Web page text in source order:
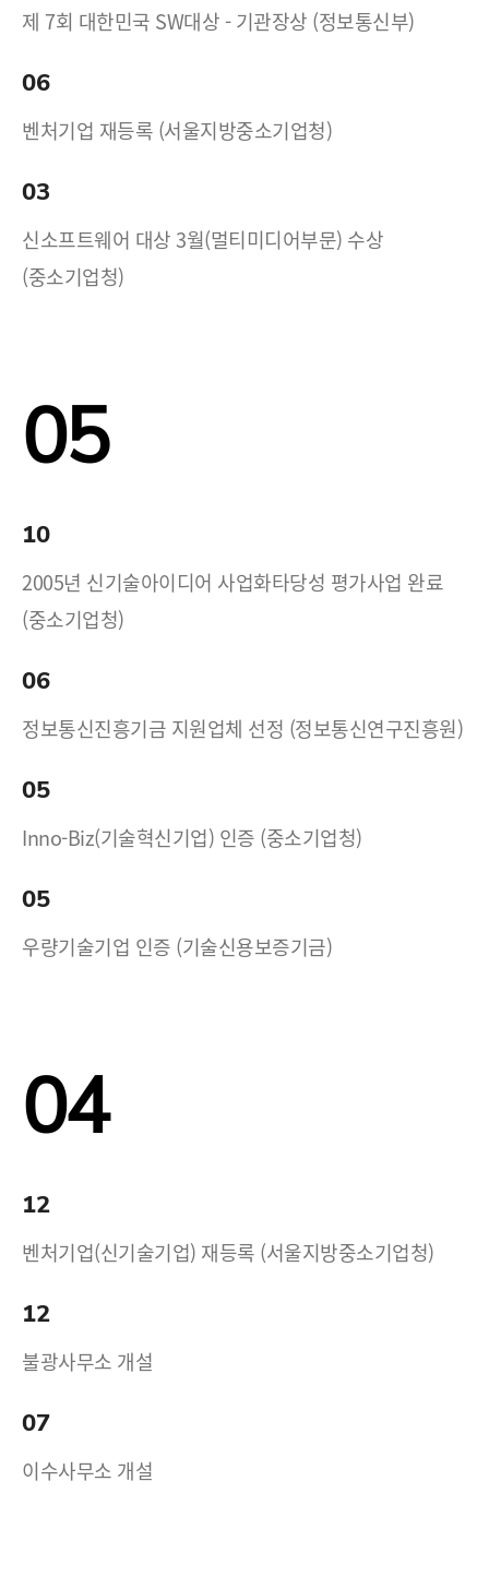
제 7회 대한민국 SW대상 - 기관장상 (정보통신부)
06
벤처기업 재등록 (서울지방중소기업청)
03
신소프트웨어 대상 3월(멀티미디어부문) 수상
(중소기업청)
05
10
2005년 신기술아이디어 사업화타당성 평가사업 완료
(중소기업청)
06
정보통신진흥기금 지원업체 선정 (정보통신연구진흥원)
05
Inno-Biz(기술혁신기업) 인증 (중소기업청)
05
우량기술기업 인증 (기술신용보증기금)
04
12
벤처기업(신기술기업) 재등록 (서울지방중소기업청)
12
불광사무소 개설
07
이수사무소 개설